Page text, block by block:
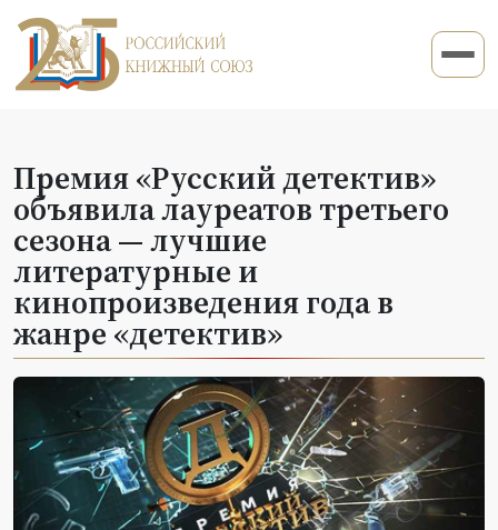
Премия «Русский детектив»
объявила лауреатов третьего
сезона — лучшие
литературные и
кинопроизведения года в
жанре «детектив»